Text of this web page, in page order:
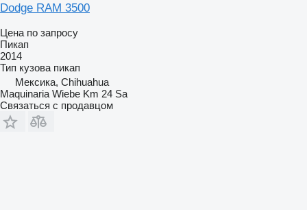
Dodge RAM 3500
Цена по запросу
Пикап
2014
Тип кузова пикап
Мексика, Chihuahua
Maquinaria Wiebe Km 24 Sa
Связаться с продавцом